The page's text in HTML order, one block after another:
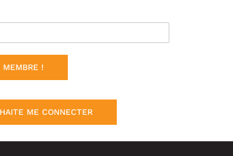
!
ME CONNECTER